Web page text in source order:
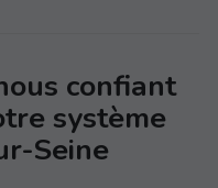
confiant
système
Seine